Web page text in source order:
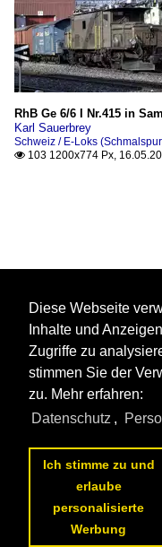
RhB Ge 6/6 I Nr.415 in
Karl Sauerbrey
Schweiz / E-Loks
 103 1200x774 Px,
Diese Webseite
Inhalte und
Zugriffe zu
stimmen Sie der
zu. Mehr erfahren:
Datenschutz ,
Ich stimme zu und
erlaube
personalisierte
Werbung